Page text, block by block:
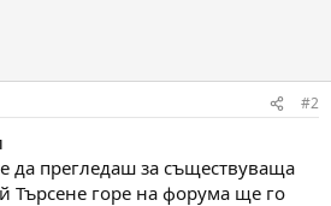
#2
да прегледаш за съществуваща
Търсене горе на форума ще го